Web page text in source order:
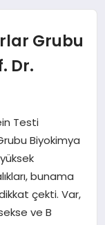
Grubu
Dr.
Testi
Biyokimya
bunama
çekti. Var,
ve B